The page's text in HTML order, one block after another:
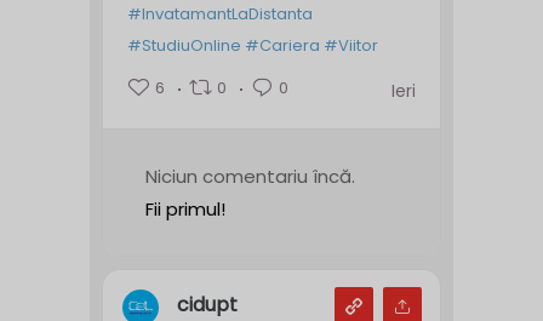
#InvatamantLaDistanta
#StudiuOnline #Cariera #Viitor
6
0 0 Ieri
Niciun comentariu încă.
Fii primul!
cidupt